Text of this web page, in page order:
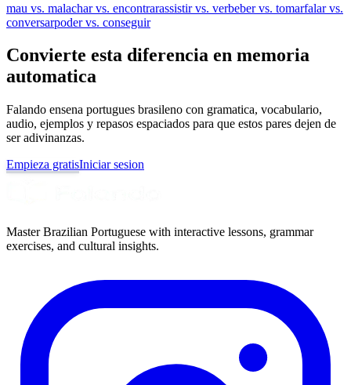
mau vs. malachar vs. encontrarassistir vs. verbeber vs. tomarfalar vs.
conversarpoder vs. conseguir
Convierte esta diferencia en memoria
automatica
Falando ensena portugues brasileno con gramatica, vocabulario,
audio, ejemplos y repasos espaciados para que estos pares dejen de
ser adivinanzas.
Empieza gratisIniciar sesion
Master Brazilian Portuguese with interactive lessons, grammar
exercises, and cultural insights.